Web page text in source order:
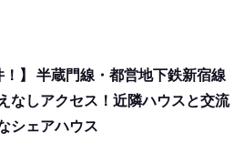
！】 半蔵門線・都営地下鉄新宿線
なしアクセス！近隣ハウスと交流
シェアハウス